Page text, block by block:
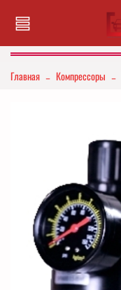
Главная Компрессоры